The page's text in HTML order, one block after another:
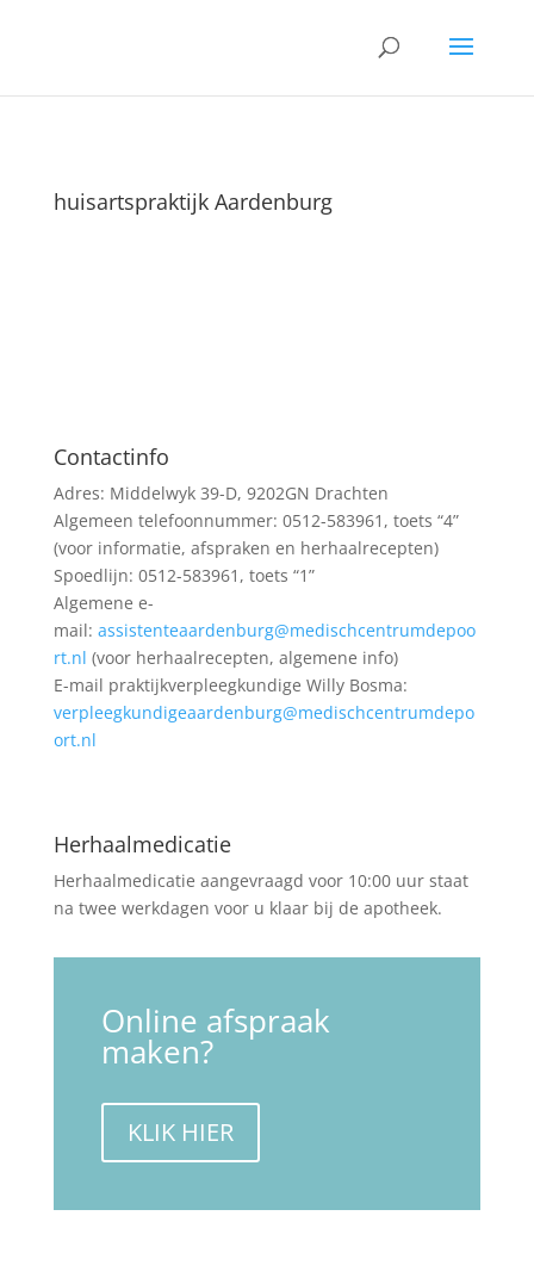
huisartspraktijk Aardenburg
Contactinfo
Adres: Middelwyk 39-D, 9202GN Drachten
Algemeen telefoonnummer: 0512-583961, toets “4”
(voor informatie, afspraken en herhaalrecepten)
Spoedlijn: 0512-583961, toets “1”
Algemene e-
mail: assistenteaardenburg@medischcentrumdepoo
rt.nl (voor herhaalrecepten, algemene info)
E-mail praktijkverpleegkundige Willy Bosma:
verpleegkundigeaardenburg@medischcentrumdepo
ort.nl
Herhaalmedicatie
Herhaalmedicatie aangevraagd voor 10:00 uur staat
na twee werkdagen voor u klaar bij de apotheek.
Online afspraak
maken?
KLIK HIER